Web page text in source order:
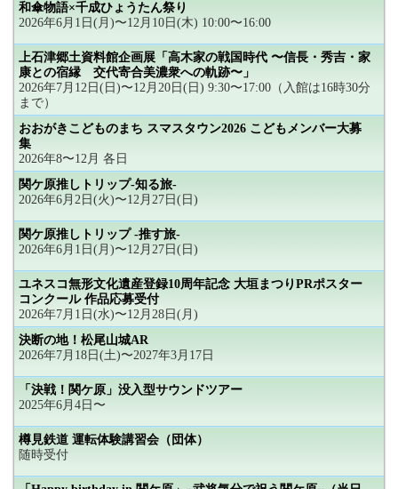
和傘物語×千成ひょうたん祭り
2026年6月1日(月)〜12月10日(木) 10:00〜16:00
上石津郷土資料館企画展「高木家の戦国時代 〜信長・秀吉・家
康との宿縁 交代寄合美濃衆への軌跡〜」
2026年7月12日(日)〜12月20日(日) 9:30〜17:00（入館は16時30分
まで）
おおがきこどものまち スマスタウン2026 こどもメンバー大募
集
2026年8〜12月 各日
関ケ原推しトリップ-知る旅-
2026年6月2日(火)〜12月27日(日)
関ケ原推しトリップ -推す旅-
2026年6月1日(月)〜12月27日(日)
ユネスコ無形文化遺産登録10周年記念 大垣まつりPRポスター
コンクール 作品応募受付
2026年7月1日(水)〜12月28日(月)
決断の地！松尾山城AR
2026年7月18日(土)〜2027年3月17日
「決戦！関ケ原」没入型サウンドツアー
2025年6月4日〜
樽見鉄道 運転体験講習会（団体）
随時受付